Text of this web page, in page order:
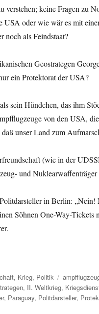
verstehen; keine Fragen zu
USA oder wie wär es mit
noch als Feindstaat?
Geostrategen
ein Protektorat der USA?
sein Hündchen, das ihm
von den USA,
unser Land zum
(wie in der
und
in Berlin: „Nein!
Söhnen One-Way-Tickets
, Krieg, Politik Schlagwörter
, II. Weltkrieg,
, Paraguay, Politdarsteller,